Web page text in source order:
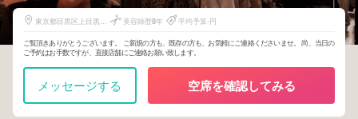
東京都目黒区上目黒2-
美容師歴8年 平均予算-円
ご覧頂きありがとうございます。 ご新規の方も、既存の方も、お気軽にご連絡くださいませ。 尚、当日の
ご予約はお手数ですが、直接店舗にご連絡お願い致します。
メッセージする 空席を確認してみる